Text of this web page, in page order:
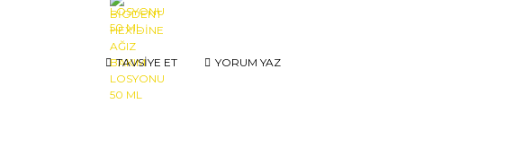
TAVSİYE ET YORUM YAZ